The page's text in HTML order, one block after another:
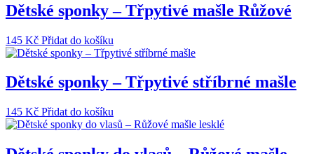
Dětské sponky – Třpytivé mašle Růžové
145 Kč Přidat do košíku
Dětské sponky – Třpytivé stříbrné mašle
145 Kč Přidat do košíku